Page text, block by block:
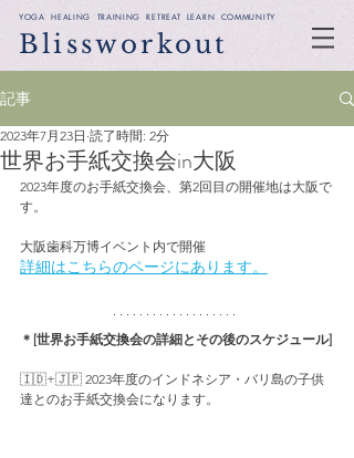
YOGA HEALING TRAINING RETREAT LEARN COMMUNITY
Blissworkout
記事
世界お手紙交換会in大阪
2023年7月23日 読了時間: 2分
2023年度のお手紙交換会、第2回目の開催地は大阪で
す。
大阪歯科万博イベント内で開催
詳細はこちらのページにあります。
＊[世界お手紙交換会の詳細とその後のスケジュール]
🇮🇩+🇯🇵 2023年度のインドネシア・バリ島の子供
達とのお手紙交換会になります。